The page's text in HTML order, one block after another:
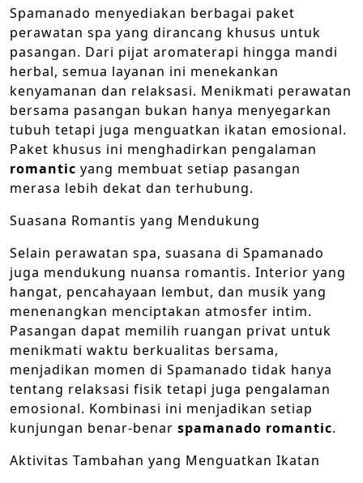
Spamanado menyediakan berbagai paket
perawatan spa yang dirancang khusus untuk
pasangan. Dari pijat aromaterapi hingga mandi
herbal, semua layanan ini menekankan
kenyamanan dan relaksasi. Menikmati perawatan
bersama pasangan bukan hanya menyegarkan
tubuh tetapi juga menguatkan ikatan emosional.
Paket khusus ini menghadirkan pengalaman
romantic yang membuat setiap pasangan
merasa lebih dekat dan terhubung.
Suasana Romantis yang Mendukung
Selain perawatan spa, suasana di Spamanado
juga mendukung nuansa romantis. Interior yang
hangat, pencahayaan lembut, dan musik yang
menenangkan menciptakan atmosfer intim.
Pasangan dapat memilih ruangan privat untuk
menikmati waktu berkualitas bersama,
menjadikan momen di Spamanado tidak hanya
tentang relaksasi fisik tetapi juga pengalaman
emosional. Kombinasi ini menjadikan setiap
kunjungan benar-benar spamanado romantic.
Aktivitas Tambahan yang Menguatkan Ikatan